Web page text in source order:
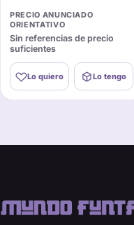
PRECIO ANUNCIADO
ORIENTATIVO
Sin referencias de precio
suficientes
Lo quiero Lo tengo